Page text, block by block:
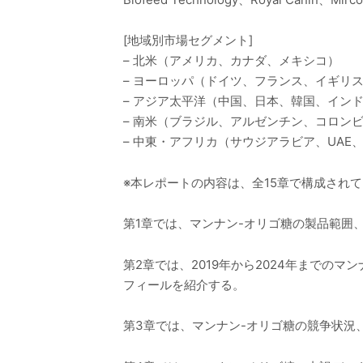
[地域別市場セグメント]
– 北米（アメリカ、カナダ、メキシコ）
– ヨーロッパ（ドイツ、フランス、イギリ
– アジア太平洋（中国、日本、韓国、イン
– 南米（ブラジル、アルゼンチン、コロン
– 中東・アフリカ（サウジアラビア、UAE
※本レポートの内容は、全15章で構成され
第1章では、マンナン-オリゴ糖の製品範囲
第2章では、2019年から2024年までのマ
フィールを紹介する。
第3章では、マンナン-オリゴ糖の競争状況